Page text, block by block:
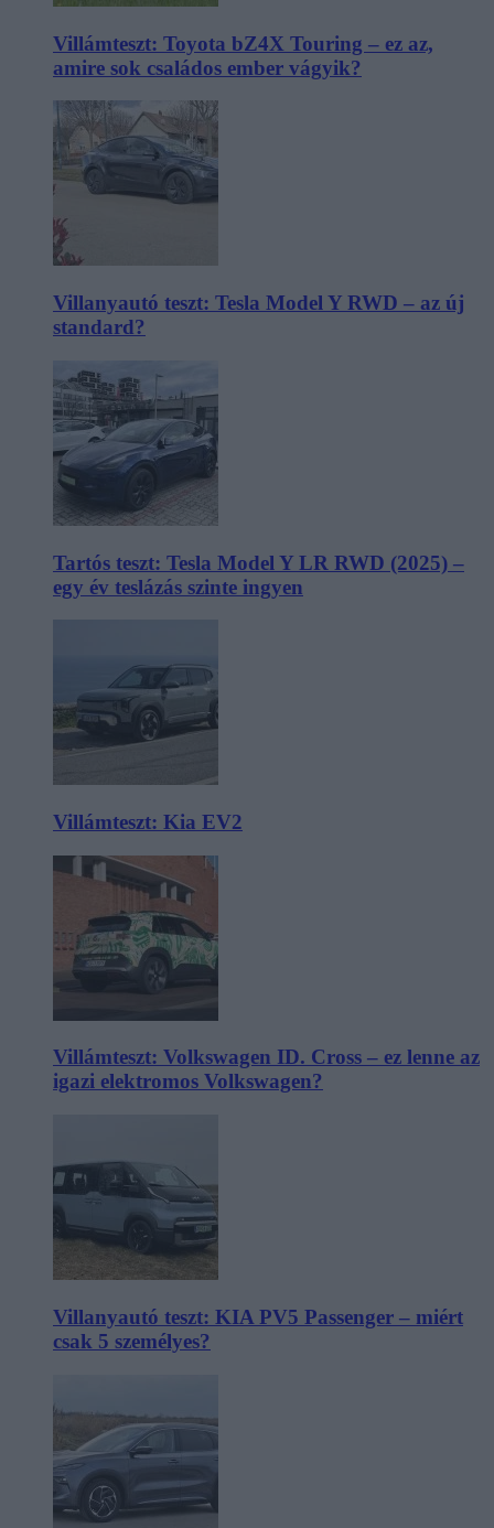
Villámteszt: Toyota bZ4X Touring – ez az,
amire sok családos ember vágyik?
Villanyautó teszt: Tesla Model Y RWD – az új
standard?
Tartós teszt: Tesla Model Y LR RWD (2025) –
egy év teslázás szinte ingyen
Villámteszt: Kia EV2
Villámteszt: Volkswagen ID. Cross – ez lenne az
igazi elektromos Volkswagen?
Villanyautó teszt: KIA PV5 Passenger – miért
csak 5 személyes?